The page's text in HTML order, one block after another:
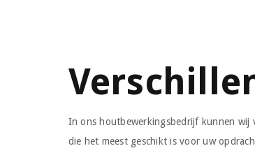
In ons houtbewerkingsbedrijf kunnen wij
die het meest geschikt is voor uw